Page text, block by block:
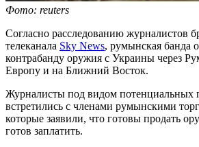
Фото: reuters
Согласно расследованию журналистов
телеканала Sky News, румынская банда
контрабанду оружия с Украины через
Европу и на Ближний Восток.
Журналисты под видом потенциальных
встретились с членами румынскими
которые заявили, что готовы продать
готов заплатить.